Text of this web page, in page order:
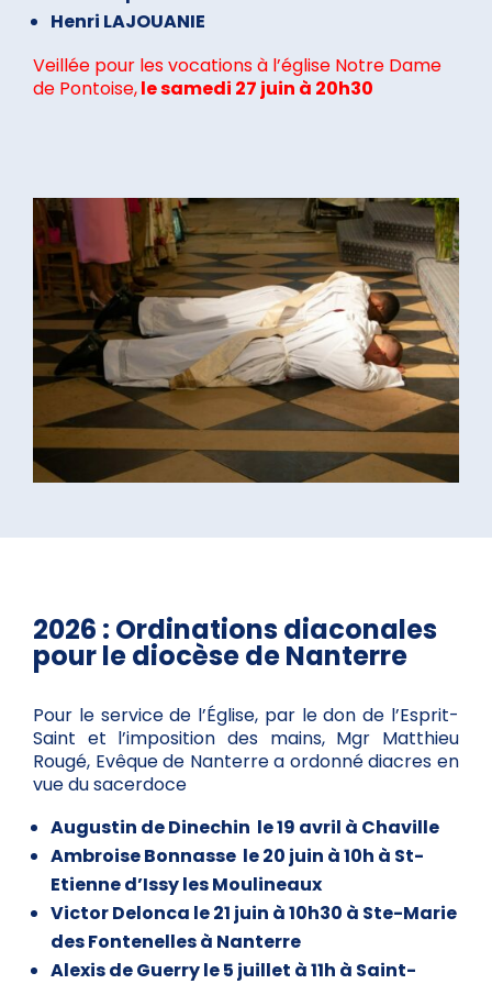
Henri LAJOUANIE
Veillée pour les vocations à l’église Notre Dame
de Pontoise,le samedi 27 juin à 20h30
2026 : Ordinations diaconales
pour le diocèse de Nanterre
Pour le service de l’Église, par le don de l’Esprit-
Saint et l’imposition des mains, Mgr Matthieu
Rougé, Evêque de Nanterre a ordonné diacres en
vue du sacerdoce
Augustin de Dinechin le 19 avril à Chaville
Ambroise Bonnasse le 20 juin à 10h à St-
Etienne d’Issy les Moulineaux
Victor Delonca le 21 juin à 10h30 à Ste-Marie
des Fontenelles à Nanterre
Alexis de Guerry le 5 juillet à 11h à Saint-